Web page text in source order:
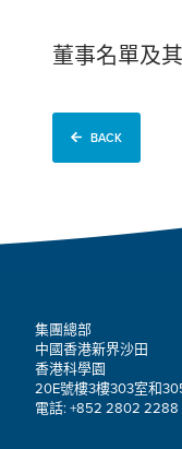
董事名單及
BACK
集團總部
中國香港新界沙田
香港科學園
20E號樓3樓303室和
電話: +852 2802 2288